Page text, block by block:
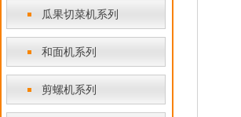
瓜果切菜机系列
和面机系列
剪螺机系列